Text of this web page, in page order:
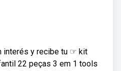
interés y recibe tu ☞ kit
22 peças 3 em 1 tools